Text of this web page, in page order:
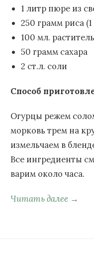
1 литр пюре из
250 грамм риса
100 мл.
50 грамм сахара
2 ст.л. соли
Способ
Огурцы режем
морковь трем на
измельчаем в
Все ингредиенты
варим около часа.
Читать далее →